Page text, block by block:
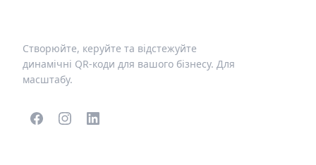
Створюйте, керуйте та відстежуйте
динамічні QR-коди для вашого бізнесу. Для
масштабу.